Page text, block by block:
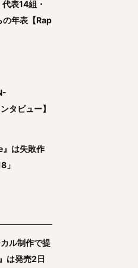
表14組・
年表【Rap
タビュー】
は失敗作
」
ル制作で提
は発売2日